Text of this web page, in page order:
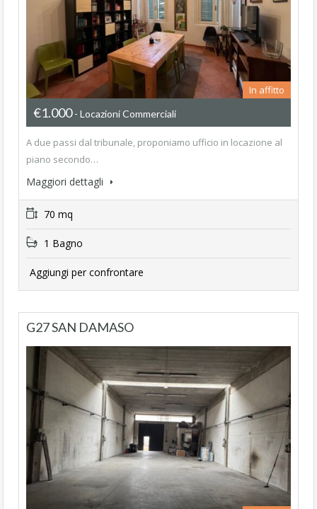
In affitto
€1.000- Locazioni Commerciali
A due passi dal tribunale, proponiamo ufficio in locazione al
piano secondo…
Maggiori dettagli
70 mq
1 Bagno
Aggiungi per confrontare
G27 SAN DAMASO